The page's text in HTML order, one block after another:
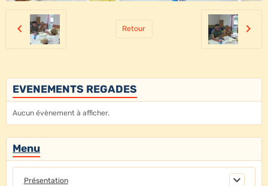
Retour
EVENEMENTS REGADES
Aucun évènement à afficher.
Menu
Présentation